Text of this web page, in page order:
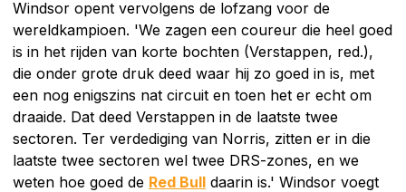
Windsor opent vervolgens de lofzang voor de
wereldkampioen. 'We zagen een coureur die heel goed
is in het rijden van korte bochten (Verstappen, red.),
die onder grote druk deed waar hij zo goed in is, met
een nog enigszins nat circuit en toen het er echt om
draaide. Dat deed Verstappen in de laatste twee
sectoren. Ter verdediging van Norris, zitten er in die
laatste twee sectoren wel twee DRS-zones, en we
weten hoe goed de Red Bull daarin is.' Windsor voegt